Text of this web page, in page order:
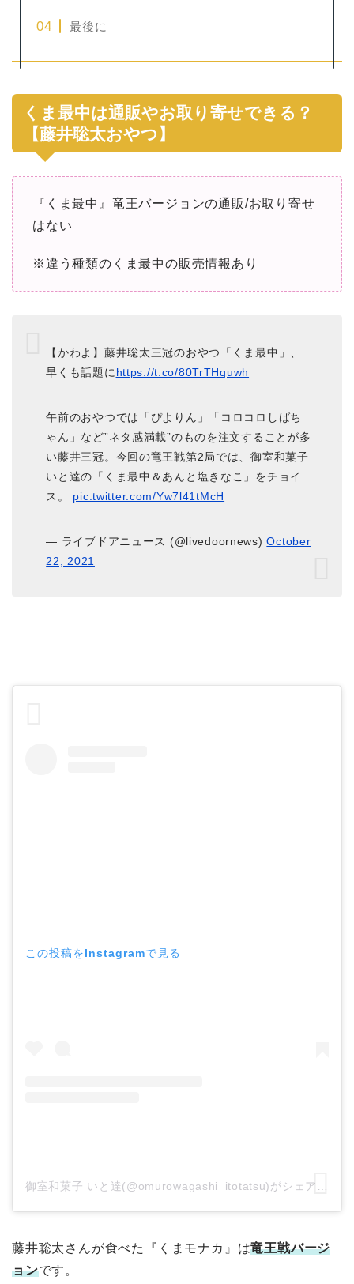
最後に
くま最中は通販やお取り寄せできる？
【藤井聡太おやつ】
『くま最中』竜王バージョンの通販/お取り寄せ
はない
※違う種類のくま最中の販売情報あり
【かわよ】藤井聡太三冠のおやつ「くま最中」、
早くも話題に https://t.co/80TrTHquwh
午前のおやつでは「ぴよりん」「コロコロしばち
ゃん」など”ネタ感満載”のものを注文することが多
い藤井三冠。今回の竜王戦第2局では、御室和菓子
いと達の「くま最中＆あんと塩きなこ」をチョイ
ス。 pic.twitter.com/Yw7l41tMcH
— ライブドアニュース (@livedoornews)October
22, 2021
この投稿をInstagramで見る
藤井聡太さんが食べた『くまモナカ』は竜王戦バージ
ョンです。